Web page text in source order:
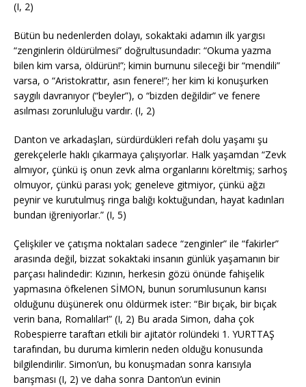
(I, 2)
Bütün bu nedenlerden dolayı, sokaktaki adamın ilk yargısı
“zenginlerin öldürülmesi” doğrultusundadır: “Okuma yazma
bilen kim varsa, öldürün!”; kimin burnunu sileceği bir “mendili”
varsa, o “Aristokrattır, asın fenere!”; her kim ki konuşurken
saygılı davranıyor (“beyler”), o “bizden değildir” ve fenere
asılması zorunluluğu vardır. (I, 2)
Danton ve arkadaşları, sürdürdükleri refah dolu yaşamı şu
gerekçelerle haklı çıkarmaya çalışıyorlar. Halk yaşamdan “Zevk
almıyor, çünkü iş onun zevk alma organlarını köreltmiş; sarhoş
olmuyor, çünkü parası yok; geneleve gitmiyor, çünkü ağzı
peynir ve kurutulmuş ringa balığı koktuğundan, hayat kadınları
bundan iğreniyorlar.” (I, 5)
Çelişkiler ve çatışma noktaları sadece “zenginler” ile “fakirler”
arasında değil, bizzat sokaktaki insanın günlük yaşamanın bir
parçası halindedir: Kızının, herkesin gözü önünde fahişelik
yapmasına öfkelenen SİMON, bunun sorumlusunun karısı
olduğunu düşünerek onu öldürmek ister: “Bir bıçak, bir bıçak
verin bana, Romalılar!” (I, 2) Bu arada Simon, daha çok
Robespierre taraftarı etkili bir ajitatör rolündeki 1. YURTTAŞ
tarafından, bu duruma kimlerin neden olduğu konusunda
bilgilendirilir. Simon’un, bu konuşmadan sonra karısıyla
barışması (I, 2) ve daha sonra Danton’un evinin